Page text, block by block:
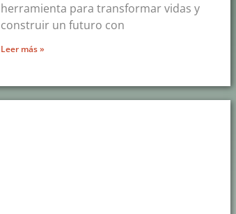
herramienta para transformar vidas y
construir un futuro con
Leer más »